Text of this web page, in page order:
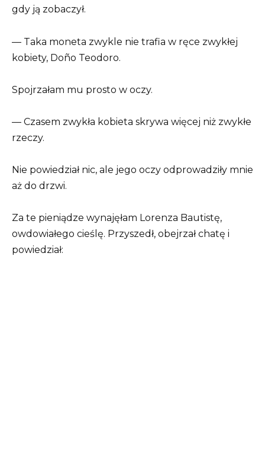
gdy ją zobaczył.
— Taka moneta zwykle nie trafia w ręce zwykłej
kobiety, Doño Teodoro.
Spojrzałam mu prosto w oczy.
— Czasem zwykła kobieta skrywa więcej niż zwykłe
rzeczy.
Nie powiedział nic, ale jego oczy odprowadziły mnie
aż do drzwi.
Za te pieniądze wynajęłam Lorenza Bautistę,
owdowiałego cieślę. Przyszedł, obejrzał chatę i
powiedział: